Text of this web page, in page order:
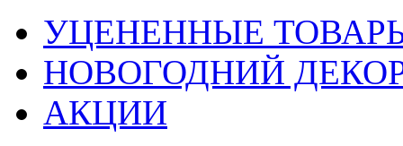
УЦЕНЕННЫЕ
НОВОГОДНИЙ
АКЦИИ